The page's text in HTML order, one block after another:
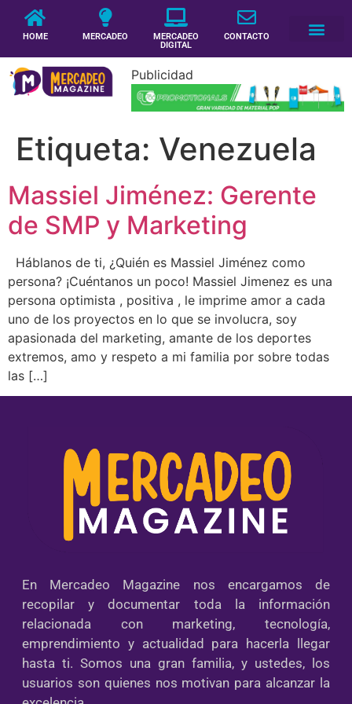
HOME MERCADEO
MERCADEO
DIGITAL
CONTACTO
Publicidad
Etiqueta: Venezuela
Massiel Jiménez: Gerente
de SMP y Marketing
Háblanos de ti, ¿Quién es Massiel Jiménez como
persona? ¡Cuéntanos un poco! Massiel Jimenez es una
persona optimista , positiva , le imprime amor a cada
uno de los proyectos en lo que se involucra, soy
apasionada del marketing, amante de los deportes
extremos, amo y respeto a mi familia por sobre todas
las […]
En Mercadeo Magazine nos encargamos de
recopilar y documentar toda la información
relacionada con marketing, tecnología,
emprendimiento y actualidad para hacerla llegar
hasta ti. Somos una gran familia, y ustedes, los
usuarios son quienes nos motivan para alcanzar la